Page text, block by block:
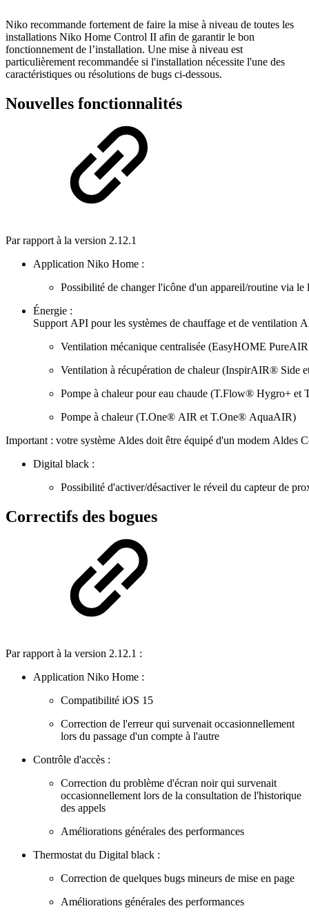
Niko recommande fortement de faire la mise à niveau de toutes les
installations Niko Home Control II afin de garantir le bon
fonctionnement de l’installation. Une mise à niveau est
particulièrement recommandée si l'installation nécessite l'une des
caractéristiques ou résolutions de bugs ci-dessous.
Nouvelles fonctionnalités
Par rapport à la version 2.12.1
Application Niko Home :
Possibilité de changer l'icône d'un appareil/routine via le
Énergie :
Support API pour les systèmes de chauffage et de ventilation
Ventilation mécanique centralisée (EasyHOME PureAIR
Ventilation à récupération de chaleur (InspirAIR® Side
Pompe à chaleur pour eau chaude (T.Flow® Hygro+ et
Pompe à chaleur (T.One® AIR et T.One® AquaAIR)
Important : votre système Aldes doit être équipé d'un modem Aldes
Digital black :
Possibilité d'activer/désactiver le réveil du capteur de
Correctifs des bogues
Par rapport à la version 2.12.1 :
Application Niko Home :
Compatibilité iOS 15
Correction de l'erreur qui survenait occasionnellement
lors du passage d'un compte à l'autre
Contrôle d'accès :
Correction du problème d'écran noir qui survenait
occasionnellement lors de la consultation de l'historique
des appels
Améliorations générales des performances
Thermostat du Digital black :
Correction de quelques bugs mineurs de mise en page
Améliorations générales des performances